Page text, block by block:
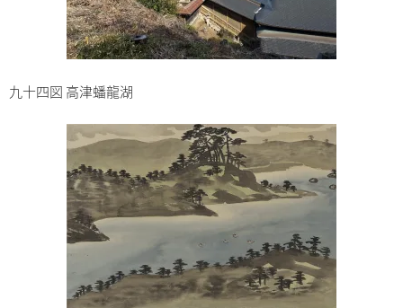
九十四図 高津蟠龍湖